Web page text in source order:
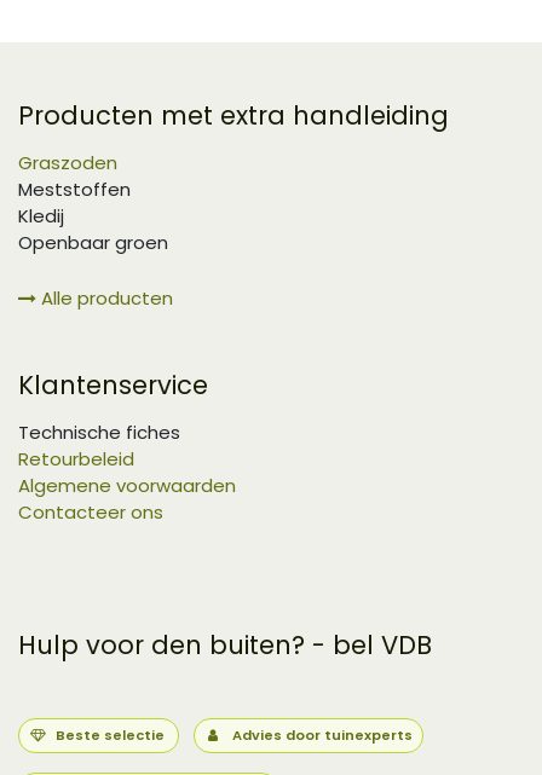
Producten met extra handleiding
Graszoden
Meststoffen
Kledij
Openbaar groen
Alle producten
Klantenservice
Technische fiches
Retourbeleid
Algemene voorwaarden
Contacteer ons
Hulp voor den buiten? - bel VDB
Beste selectie Advies door tuinexperts